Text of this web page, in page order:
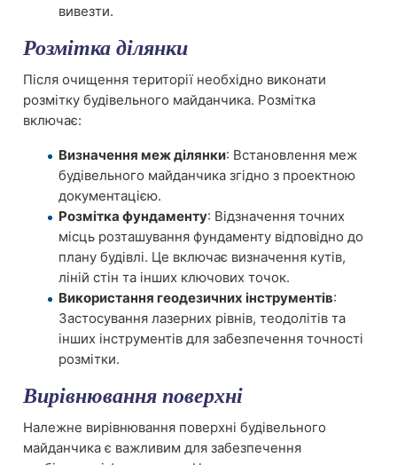
вивезти.
Розмітка ділянки
Після очищення території необхідно виконати
розмітку будівельного майданчика. Розмітка
включає:
Визначення меж ділянки: Встановлення меж
будівельного майданчика згідно з проектною
документацією.
Розмітка фундаменту: Відзначення точних
місць розташування фундаменту відповідно до
плану будівлі. Це включає визначення кутів,
ліній стін та інших ключових точок.
Використання геодезичних інструментів:
Застосування лазерних рівнів, теодолітів та
інших інструментів для забезпечення точності
розмітки.
Вирівнювання поверхні
Належне вирівнювання поверхні будівельного
майданчика є важливим для забезпечення